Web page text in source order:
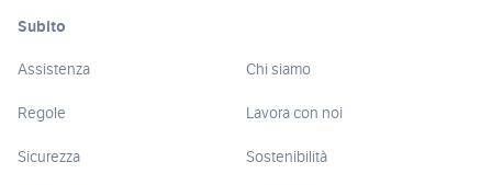
Subito
Assistenza
Regole
Sicurezza
Chi siamo
Lavora con noi
Sostenibilità